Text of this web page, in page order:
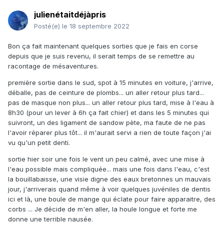
julienétaitdéjàpris
Posté(e) le 18 septembre 2022
Bon ça fait maintenant quelques sorties que je fais en corse
depuis que je suis revenu, il serait temps de se remettre au
racontage de mésaventures.
première sortie dans le sud, spot à 15 minutes en voiture, j'arrive,
déballe, pas de ceinture de plombs... un aller retour plus tard...
pas de masque non plus... un aller retour plus tard, mise à l'eau à
8h30 (pour un lever à 6h ça fait chier) et dans les 5 minutes qui
suivront, un des ligament de sandow pète, ma faute de ne pas
l'avoir réparer plus tôt... il m'aurait servi a rien de toute façon j'ai
vu qu'un petit denti.
sortie hier soir une fois le vent un peu calmé, avec une mise à
l'eau possible mais compliquée... mais une fois dans l'eau, c'est
la bouillabaisse, une visie digne des eaux bretonnes un mauvais
jour, j'arriverais quand même à voir quelques juvéniles de dentis
ici et là, une boule de mange qui éclate pour faire apparaitre, des
corbs ... Je décide de m'en aller, la houle longue et forte me
donne une terrible nausée.